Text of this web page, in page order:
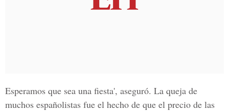
Esperamos que sea una fiesta', aseguró. La queja de
muchos españolistas fue el hecho de que el precio de las